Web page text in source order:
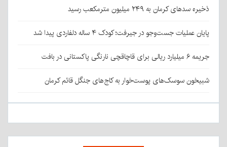
ذخیره سدهای کرمان به ۲۴۹ میلیون مترمکعب رسید
پایان عملیات جست‌وجو در جیرفت؛ کودک ۴ ساله دلفاردی پیدا شد
جریمه ۶ میلیارد ریالی برای قاچاقچی نارنگی پاکستانی در بافت
شبیخون سوسک‌های پوست‌خوار به کاج‌های جنگل قائم کرمان